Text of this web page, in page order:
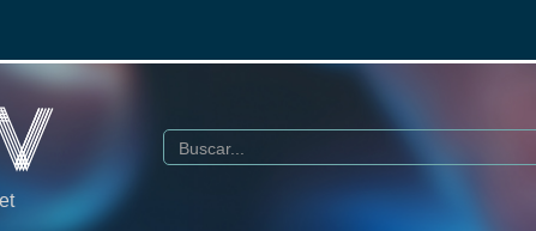
Buscar